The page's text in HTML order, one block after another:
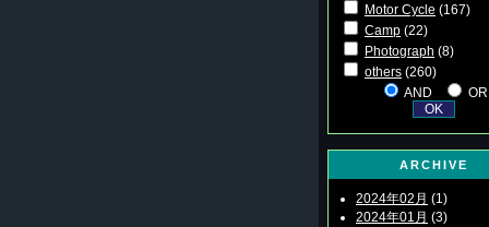
Motor Cycle (167)
Camp (22)
Photograph (8)
others (260)
AND
OR
ARCHIVE
2024年02月 (1)
2024年01月 (3)